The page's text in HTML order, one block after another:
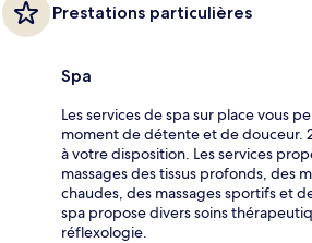
Prestations particulières
Spa
Les services de spa sur place vous
moment de détente et de douceur.
à votre disposition. Les services
massages des tissus profonds, des
chaudes, des massages sportifs et
spa propose divers soins
réflexologie.